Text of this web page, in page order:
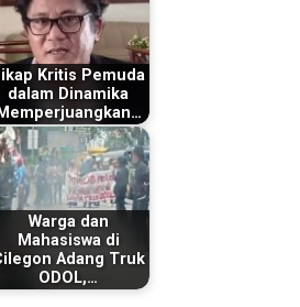
Kritis Pemuda
dalam Dinamika
Memperjuangkan…
Warga dan
Mahasiswa di
Adang Truk
ODOL,…